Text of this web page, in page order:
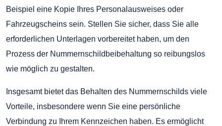
Beispiel eine Kopie Ihres Personalausweises oder
Fahrzeugscheins sein. Stellen Sie sicher, dass Sie alle
erforderlichen Unterlagen vorbereitet haben, um den
Prozess der Nummernschildbeibehaltung so reibungslos
wie möglich zu gestalten.
Insgesamt bietet das Behalten des Nummernschilds viele
Vorteile, insbesondere wenn Sie eine persönliche
Verbindung zu Ihrem Kennzeichen haben. Es ermöglicht